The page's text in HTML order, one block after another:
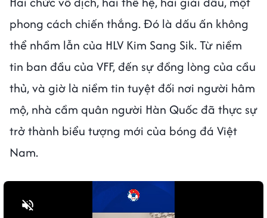
phong cách chiến thắng. Đó là dấu ấn không
thể nhầm lẫn của HLV Kim Sang Sik. Từ niềm
tin ban đầu của VFF, đến sự đồng lòng của cầu
thủ, và giờ là niềm tin tuyệt đối nơi người hâm
mộ, nhà cầm quân người Hàn Quốc đã thực sự
trở thành biểu tượng mới của bóng đá Việt
Nam.